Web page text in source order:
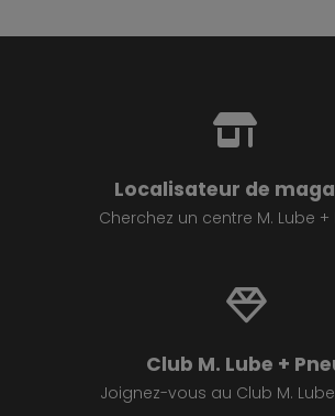
Localisateur de
Cherchez un centre M. Lube +
Club M. Lube +
Joignez-vous au Club M.